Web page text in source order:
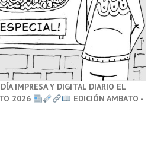
DÍA IMPRESA Y DIGITAL DIARIO EL
2026
EDICIÓN AMBATO -